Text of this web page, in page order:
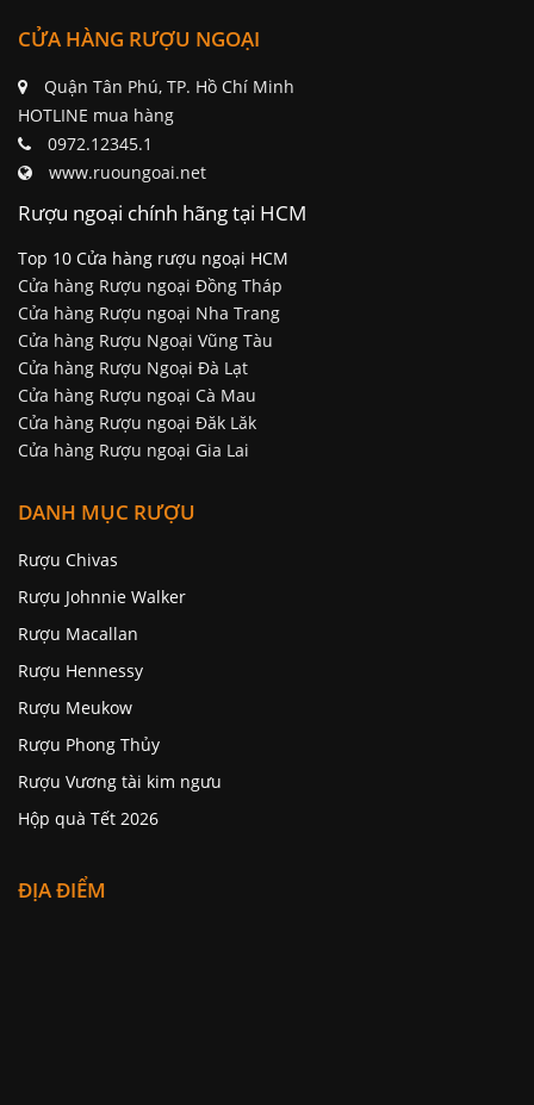
CỬA HÀNG RƯỢU NGOẠI
Quận Tân Phú, TP. Hồ Chí Minh
HOTLINE mua hàng
0972.12345.1
www.ruoungoai.net
Rượu ngoại chính hãng tại HCM
Top 10 Cửa hàng rượu ngoại HCM
Cửa hàng Rượu ngoại Đồng Tháp
Cửa hàng Rượu ngoại Nha Trang
Cửa hàng Rượu Ngoại Vũng Tàu
Cửa hàng Rượu Ngoại Đà Lạt
Cửa hàng Rượu ngoại Cà Mau
Cửa hàng Rượu ngoại Đăk Lăk
Cửa hàng Rượu ngoại Gia Lai
DANH MỤC RƯỢU
Rượu Chivas
Rượu Johnnie Walker
Rượu Macallan
Rượu Hennessy
Rượu Meukow
Rượu Phong Thủy
Rượu Vương tài kim ngưu
Hộp quà Tết 2026
ĐỊA ĐIỂM